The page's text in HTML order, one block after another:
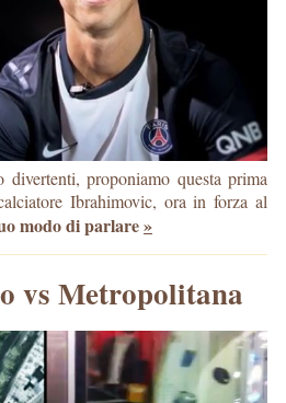
proponiamo questa prima
Ibrahimovic, ora in forza al
modo di parlare»
vs Metropolitana